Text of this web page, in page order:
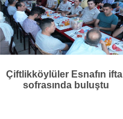
Çiftlikköylüler Esnafın
sofrasında buluştu